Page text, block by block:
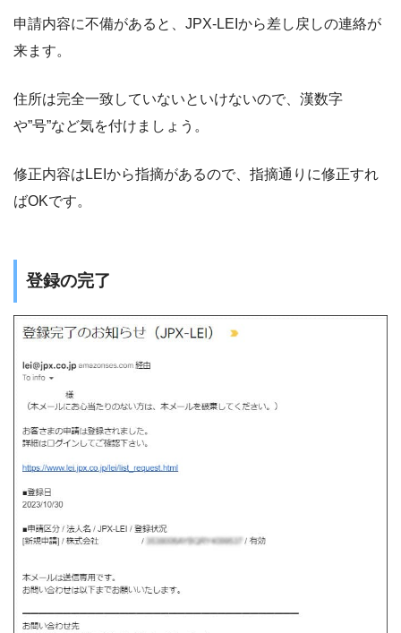
申請内容に不備があると、JPX-LEIから差し戻しの連絡が
来ます。
住所は完全一致していないといけないので、漢数字
や”号”など気を付けましょう。
修正内容はLEIから指摘があるので、指摘通りに修正すれ
ばOKです。
登録の完了